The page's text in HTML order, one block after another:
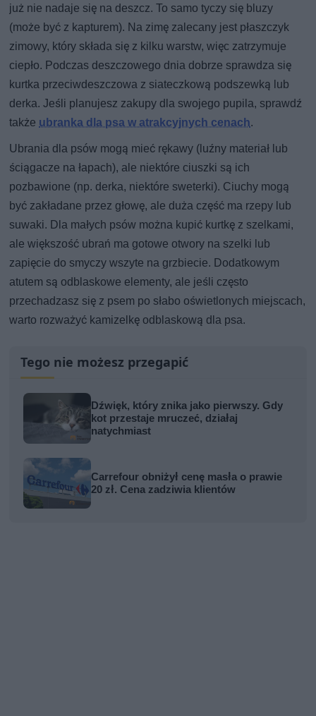
już nie nadaje się na deszcz. To samo tyczy się bluzy
(może być z kapturem). Na zimę zalecany jest płaszczyk
zimowy, który składa się z kilku warstw, więc zatrzymuje
ciepło. Podczas deszczowego dnia dobrze sprawdza się
kurtka przeciwdeszczowa z siateczkową podszewką lub
derka. Jeśli planujesz zakupy dla swojego pupila, sprawdź
także ubranka dla psa w atrakcyjnych cenach.
Ubrania dla psów mogą mieć rękawy (luźny materiał lub
ściągacze na łapach), ale niektóre ciuszki są ich
pozbawione (np. derka, niektóre sweterki). Ciuchy mogą
być zakładane przez głowę, ale duża część ma rzepy lub
suwaki. Dla małych psów można kupić kurtkę z szelkami,
ale większość ubrań ma gotowe otwory na szelki lub
zapięcie do smyczy wszyte na grzbiecie. Dodatkowym
atutem są odblaskowe elementy, ale jeśli często
przechadzasz się z psem po słabo oświetlonych miejscach,
warto rozważyć kamizelkę odblaskową dla psa.
Tego nie możesz przegapić
Dźwięk, który znika jako pierwszy. Gdy
kot przestaje mruczeć, działaj
natychmiast
Carrefour obniżył cenę masła o prawie
20 zł. Cena zadziwia klientów